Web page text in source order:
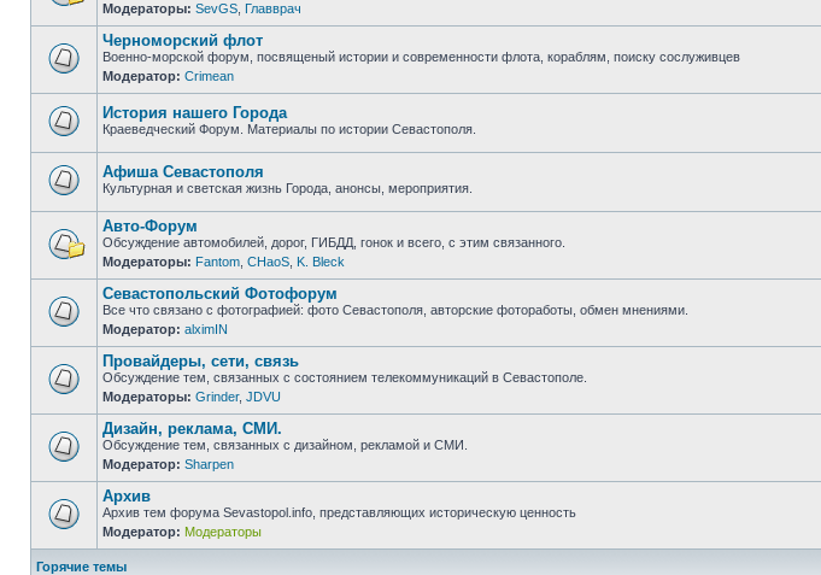
Нет
непрочитанных
сообщений
Модераторы: SevGS Главврач
Нет
непрочитанных
сообщений
Черноморский флот
Военно-морской форум, посвященый истории и современности флота, кораблям, поиску сослуживцев
Модератор: Crimean
непрочитанных
сообщений
История нашего Города
Краеведческий Форум. Материалы по истории Севастополя.
непрочитанных
сообщений
Афиша Севастополя
Культурная и светская жизнь Города, анонсы, мероприятия.
Нет
непрочитанных
сообщений
Авто-Форум
Обсуждение автомобилей, дорог, ГИБДД, гонок и всего, с этим связанного.
Модераторы: Fantom CHaoS K. Bleck
Нет
непрочитанных
сообщений
Севастопольский Фотофорум
Все что связано с фотографией: фото Севастополя, авторские фотоработы, обмен мнениями.
Модератор: alximIN
Нет
непрочитанных
сообщений
Провайдеры, сети, связь
Обсуждение тем, связанных с состоянием телекоммуникаций в Севастополе.
Модераторы: Grinder, JDVU
Нет
непрочитанных
сообщений
Дизайн, реклама, СМИ.
Обсуждение тем, связанных с дизайном, рекламой и СМИ.
Модератор: Sharpen
Нет
непрочитанных
сообщений
Архив
Архив тем форума Sevastopol.info, представляющих историческую ценность
Модератор: Модераторы
Горячие темы